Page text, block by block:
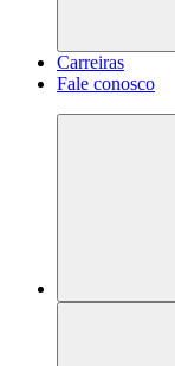
Carreiras
Fale conosco